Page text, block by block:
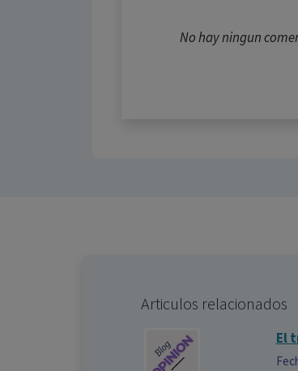
No hay ningun
Articulos relacionados
El